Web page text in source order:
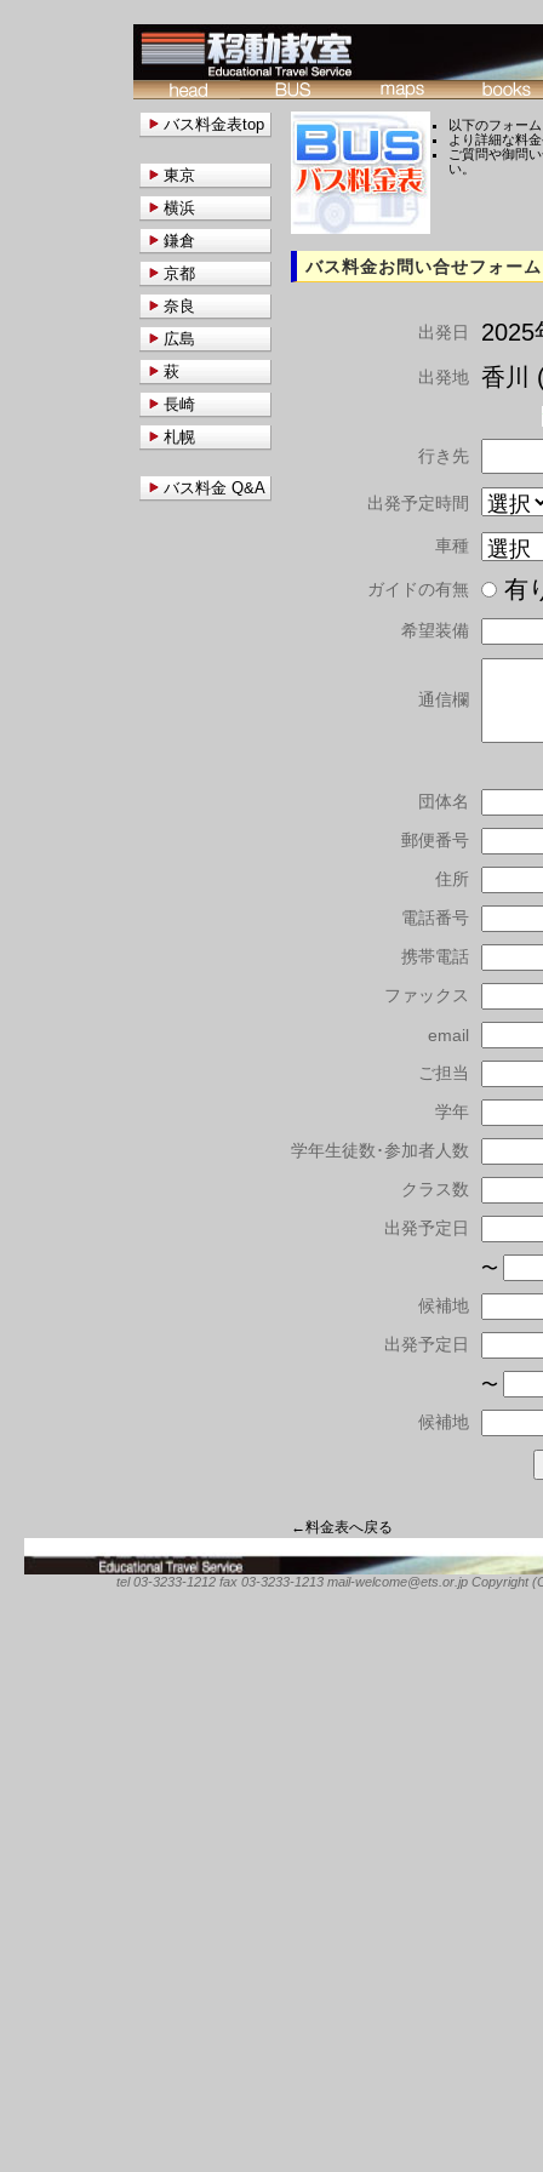
以下のフォー
より詳細な料
ご質問や御問
い。
バス料金お問い合せフォーム
出発日 2025
出発地 香川
行き先
出発予定時間
車種
ガイドの有無
希望装備
通信欄
団体名
郵便番号
住所
電話番号
携帯電話
ファックス
email
ご担当
学年
学年生徒数･参加者人数
クラス数
出発予定日
〜
候補地
出発予定日
〜
候補地
←料金表へ戻る
バス料金表top
東京
横浜
鎌倉
京都
奈良
広島
萩
長崎
札幌
バス料金 Q&A
tel 03-3233-1212 fax 03-3233-1213 mail-welcome@ets.or.jp Copyright